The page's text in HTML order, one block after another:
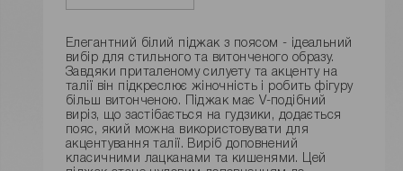
Елегантний білий піджак з поясом - ідеальний
вибір для стильного та витонченого образу.
Завдяки приталеному силуету та акценту на
талії він підкреслює жіночність і робить фігуру
більш витонченою. Піджак має V-подібний
виріз, що застібається на гудзики, додається
пояс, який можна використовувати для
акцентування талії. Виріб доповнений
класичними лацканами та кишенями. Цей